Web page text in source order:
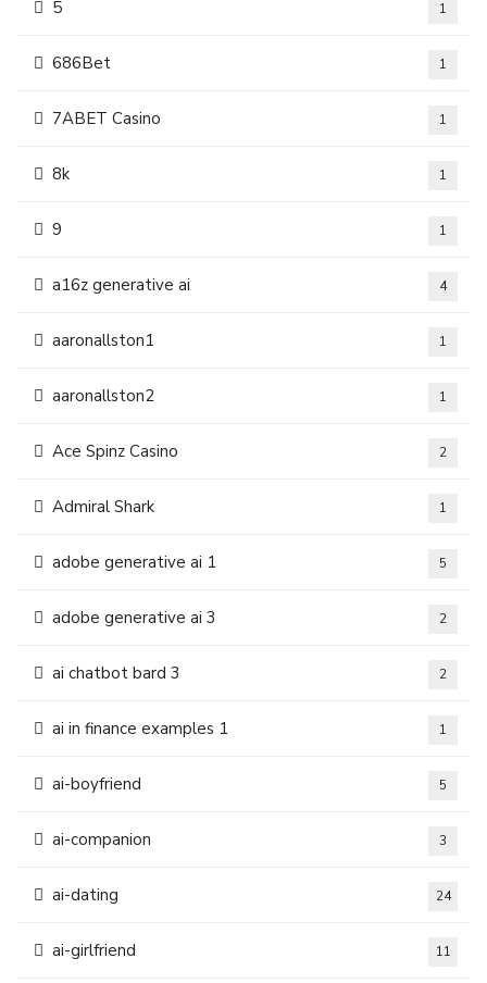
5 1
686Bet 1
7ABET Casino 1
8k 1
9 1
a16z generative ai 4
aaronallston1 1
aaronallston2 1
Ace Spinz Casino 2
Admiral Shark 1
adobe generative ai 1 5
adobe generative ai 3 2
ai chatbot bard 3 2
ai in finance examples 1 1
ai-boyfriend 5
ai-companion 3
ai-dating 24
ai-girlfriend 11